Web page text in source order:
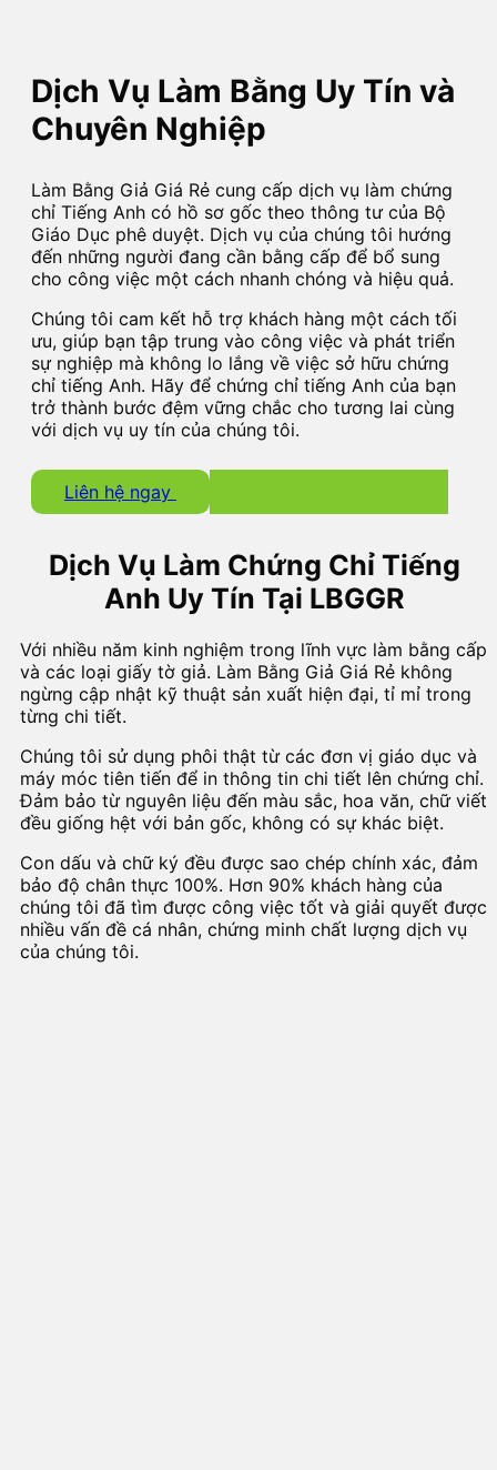
Dịch Vụ Làm Bằng Uy Tín và
Chuyên Nghiệp
Làm Bằng Giả Giá Rẻ cung cấp dịch vụ làm chứng
chỉ Tiếng Anh có hồ sơ gốc theo thông tư của Bộ
Giáo Dục phê duyệt. Dịch vụ của chúng tôi hướng
đến những người đang cần bằng cấp để bổ sung
cho công việc một cách nhanh chóng và hiệu quả.
Chúng tôi cam kết hỗ trợ khách hàng một cách tối
ưu, giúp bạn tập trung vào công việc và phát triển
sự nghiệp mà không lo lắng về việc sở hữu chứng
chỉ tiếng Anh. Hãy để chứng chỉ tiếng Anh của bạn
trở thành bước đệm vững chắc cho tương lai cùng
với dịch vụ uy tín của chúng tôi.
Liên hệ ngay
Dịch Vụ Làm Chứng Chỉ Tiếng
Anh Uy Tín Tại LBGGR
Với nhiều năm kinh nghiệm trong lĩnh vực làm bằng cấp
và các loại giấy tờ giả. Làm Bằng Giả Giá Rẻ không
ngừng cập nhật kỹ thuật sản xuất hiện đại, tỉ mỉ trong
từng chi tiết.
Chúng tôi sử dụng phôi thật từ các đơn vị giáo dục và
máy móc tiên tiến để in thông tin chi tiết lên chứng chỉ.
Đảm bảo từ nguyên liệu đến màu sắc, hoa văn, chữ viết
đều giống hệt với bản gốc, không có sự khác biệt.
Con dấu và chữ ký đều được sao chép chính xác, đảm
bảo độ chân thực 100%. Hơn 90% khách hàng của
chúng tôi đã tìm được công việc tốt và giải quyết được
nhiều vấn đề cá nhân, chứng minh chất lượng dịch vụ
của chúng tôi.